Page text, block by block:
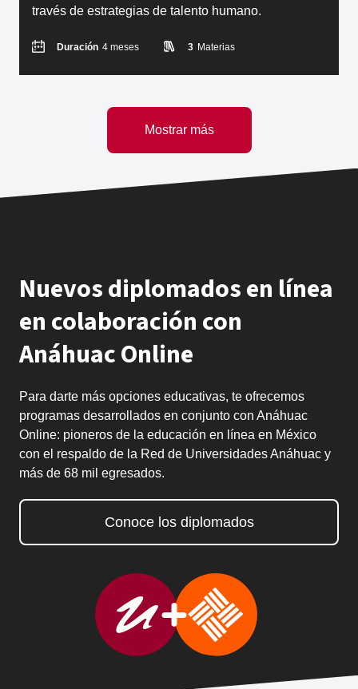
través de estrategias de talento humano.
Duración 4 meses 3 Materias
Mostrar más
Nuevos diplomados en línea
en colaboración con
Anáhuac Online
Para darte más opciones educativas, te ofrecemos
programas desarrollados en conjunto con Anáhuac
Online: pioneros de la educación en línea en México
con el respaldo de la Red de Universidades Anáhuac y
más de 68 mil egresados.
Conoce los diplomados